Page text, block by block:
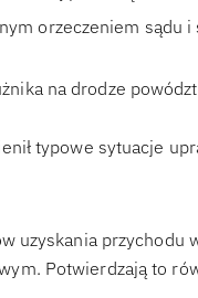
orzeczeniem sądu
na drodze
typowe sytuacje
uzyskania przychodu
Potwierdzają to